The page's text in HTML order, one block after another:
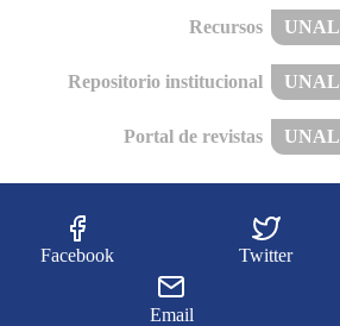
Recursos UNAL
Repositorio institucional UNAL
Portal de revistas UNAL
Facebook Twitter
Email